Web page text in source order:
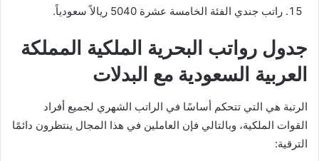
راتب جندي الفئة الخامسة عشرة 5040 ريالاً سعودياً.
جدول رواتب البحرية الملكية المملكة
العربية السعودية مع البدلات
الرتبة هي التي تتحكم أساسًا في الراتب الشهري لجميع أفراد
القوات الملكية، وبالتالي فإن العاملين في هذا المجال ينتظرون دائمًا
الترقية: